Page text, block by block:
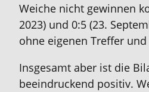
Weiche nicht gewinnen
2023) und 0:5 (23.
ohne eigenen Treffer
Insgesamt aber ist die
beeindruckend positiv.